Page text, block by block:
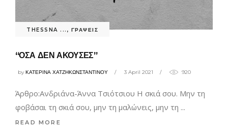
THESSNA ... , ΓΡΑΨΕΙΣ
“ΟΣΑ ΔΕΝ ΑΚΟΥΣΕΣ”
byΚΑΤΕΡΙΝΑ ΧΑΤΖΗΚΩΝΣΤΑΝΤΙΝΟΥ 3 April 2021 920
Άρθρο:Ανδριάνα-Άννα Τσιότσιου Η σκιά σου. Μην τη
φοβάσαι τη σκιά σου, μην τη μαλώνεις, μην τη
READ MORE